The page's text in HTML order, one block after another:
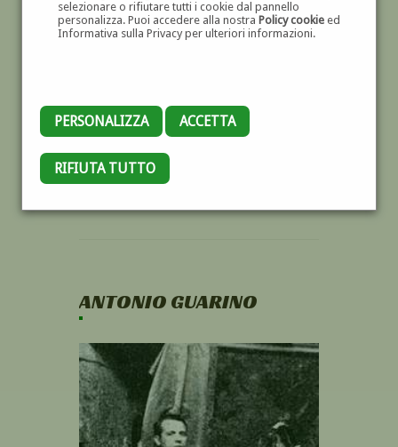
selezionare o rifiutare tutti i cookie dal pannello
personalizza. Puoi accedere alla nostra Policy cookieed
Informativa sulla Privacy per ulteriori informazioni.
PERSONALIZZA ACCETTA
RIFIUTA TUTTO
ANTONIO GUARINO